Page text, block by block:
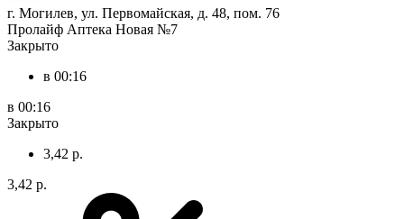
г. Могилев, ул. Первомайская, д. 48, пом. 76
Пролайф Аптека Новая №7
Закрыто
в 00:16
в 00:16
Закрыто
3,42 р.
3,42 р.